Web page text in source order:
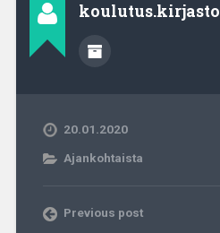
koulutus.kirjasto
20.01.2020
Ajankohtaista
Previous post